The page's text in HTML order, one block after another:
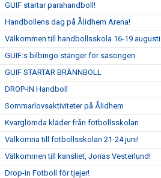
GUIF startar parahandboll!
Handbollens dag på Ålidhem Arena!
Välkommen till handbollsskola 16-19 augusti
GUIF:s bilbingo stänger för säsongen
GUIF STARTAR BRÄNNBOLL
DROP-IN Handboll
Sommarlovsaktiviteter på Ålidhem
Kvarglömda kläder från fotbollsskolan
Välkomna till fotbollsskolan 21-24 juni!
Välkommen till kansliet, Jonas Vesterlund!
Drop-in Fotboll för tjejer!